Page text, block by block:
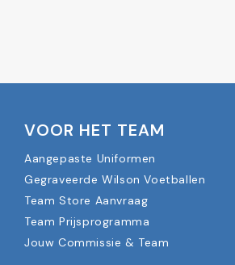
VOOR HET TEAM
Aangepaste Uniformen
Gegraveerde Wilson Voetballen
Team Store Aanvraag
Team Prijsprogramma
Jouw Commissie & Team